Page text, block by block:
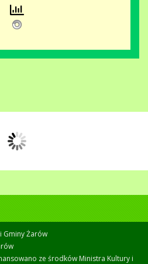
Gminy Żarów
ze środków Ministra Kultury i